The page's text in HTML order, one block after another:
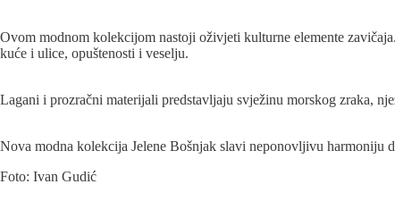
Ovom modnom kolekcijom nastoji oživjeti kulturne elemente
kuće i ulice, opuštenosti i veselju.
Lagani i prozračni materijali predstavljaju svježinu morskog zraka,
Nova modna kolekcija Jelene Bošnjak slavi neponovljivu harmoniju
Foto: Ivan Gudić